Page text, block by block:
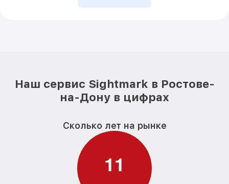
Наш сервис Sightmark в Ростове-
на-Дону в цифрах
Сколько лет на рынке
11